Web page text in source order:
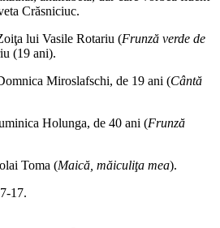
Crăsniciuc.
lui Vasile Rotariu (Frunză verde de
(19 ani).
Miroslafschi, de 19 ani (Cântă
Holunga, de 40 ani (Frunză
Toma (Maică, măiculiţa mea).
17.